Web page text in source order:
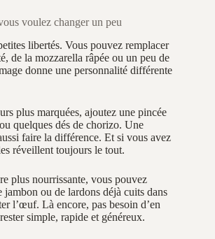
voulez changer un peu
libertés. Vous pouvez remplacer
de la mozzarella râpée ou un peu de
donne une personnalité différente
plus marquées, ajoutez une pincée
quelques dés de chorizo. Une
faire la différence. Et si vous avez
réveillent toujours le tout.
plus nourrissante, vous pouvez
jambon ou de lardons déjà cuits dans
l’œuf. Là encore, pas besoin d’en
simple, rapide et généreux.